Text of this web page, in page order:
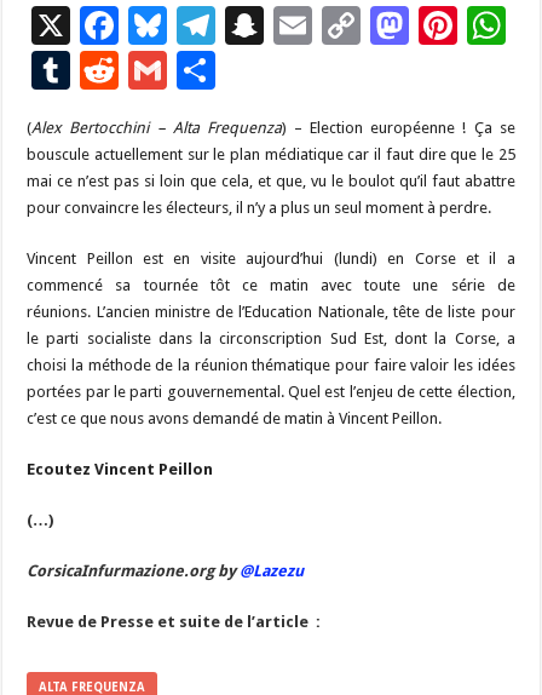
X
F
ac
e
b
o
o
k
Bl
u
es
ky
T
gr
a
m
S
p
c
h
at
E
l
C
y
Li
n
k
M
d
o
n
Pi
es
t
p
T
u
m
bl
r
R
e
d
di
t
G
m
ai
l
ar
ta
g
er
(Alex Bertocchini – Alta Frequenza) – Election européenne ! Ça se
bouscule actuellement sur le plan médiatique car il faut dire que le 25
mai ce n’est pas si loin que cela, et que, vu le boulot qu’il faut abattre
pour convaincre les électeurs, il n’y a plus un seul moment à perdre.
Vincent Peillon est en visite aujourd’hui (lundi) en Corse et il a
commencé sa tournée tôt ce matin avec toute une série de
réunions. L’ancien ministre de l’Education Nationale, tête de liste pour
le parti socialiste dans la circonscription Sud Est, dont la Corse, a
choisi la méthode de la réunion thématique pour faire valoir les idées
portées par le parti gouvernemental. Quel est l’enjeu de cette élection,
c’est ce que nous avons demandé de matin à Vincent Peillon.
Ecoutez Vincent Peillon
(…)
CorsicaInfurmazione.org by@Lazezu
Revue de Presse et suite de l’article :
ALTA FREQUENZA